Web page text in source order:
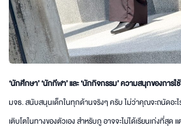
‘นักศึกษา’‘นักกีฬา’ และ ‘นักกิจกรรม’ ความสนุกของการใ
มจธ. สนับสนุนเด็กในทุกด้านจริงๆ ครับ ไม่ว่าคุณจะถนัดอ
เติบโตในทางของตัวเอง สำหรับภู อาจจะไม่ได้เรียนเก่งที่สุ